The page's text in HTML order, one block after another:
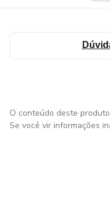
O conteúdo deste
Se você vir informações